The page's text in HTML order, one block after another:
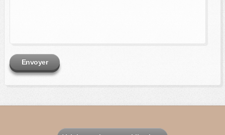
Envoyer